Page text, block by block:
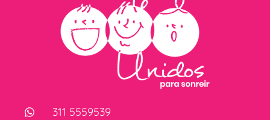
311 5559539